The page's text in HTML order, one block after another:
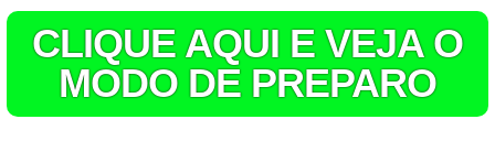
CLIQUE AQUI E VEJA O
MODO DE PREPARO